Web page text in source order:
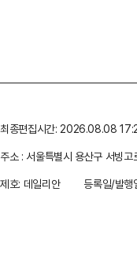
최종편집시간: 2026.08.08
주소 : 서울특별시 용산구 서빙
제호: 데일리안
등록일/발